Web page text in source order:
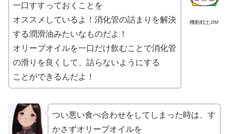
機動戦士JIM
一口すすっておくことを
オススメしているよ！消化管の詰まりを解決
する潤滑油みたいなものだよ！
オリーブオイルを一口だけ飲むことで消化管
の滑りを良くして、詰らないようにする
ことができるんだよ！
つい悪い食べ合わせをしてしまった時は、す
かさずオリーブオイルを